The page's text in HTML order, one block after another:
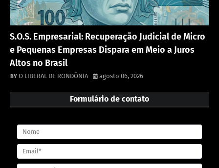
S.O.S. Empresarial: Recuperação Judicial de Micro
e Pequenas Empresas Dispara em Meio a Juros
Altos no Brasil
O LIBERAL DE RONDÔNIA agosto 06, 2026
Formulário de contato